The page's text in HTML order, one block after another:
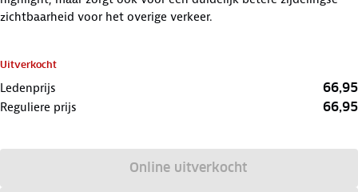
zichtbaarheid voor het overige verkeer.
Uitverkocht
Ledenprijs 66,95
Reguliere prijs 66,95
Online uitverkocht